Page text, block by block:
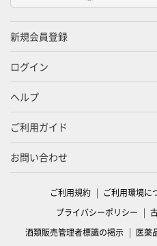
新規会員登録
ログイン
ヘルプ
ご利用ガイド
お問い合わせ
ご利用規約 ご利用環境に
プライバシーポリシー
酒類販売管理者標識の掲示
医薬